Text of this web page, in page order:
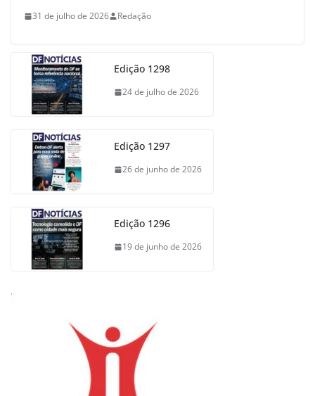
31 de julho de 2026 Redação
Edição 1298
24 de julho de 2026
Edição 1297
26 de junho de 2026
Edição 1296
19 de junho de 2026